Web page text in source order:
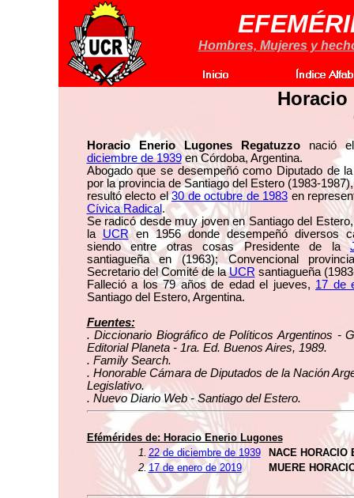
Hombres, Mujeres y
Horacio
Horacio Enerio Lugones Regatuzzonació
diciembre de 1939en Córdoba, Argentina.
Abogado que se desempeñó como Diputado de
por la provincia de Santiago del Estero (1983-
resultó electo el30 de octubre de 1983 en
Cívica Radical .
Se radicó desde muy joven en Santiago del
la UCRen 1956 donde desempeñó diversos
siendo entre otras cosas Presidente de la
santiagueña en (1963); Convencional
Secretario del Comité de laUCR santiagueña
Falleció a los 79 años de edad el jueves, 17 de
Santiago del Estero, Argentina.
Fuentes:
. Diccionario Biográfico de Políticos Argentinos -
Editorial Planeta - 1ra. Ed. Buenos Aires, 1989.
. Family Search.
. Honorable Cámara de Diputados de la Nación
Legislativo.
. Nuevo Diario Web - Santiago del Estero.
Efémérides de: Horacio Enerio Lugones
1. 22 de diciembre de 1939
NACE HORACIO
2.17 de enero de 2019 MUERE